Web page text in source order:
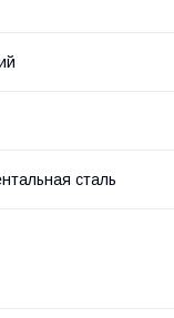
сталь